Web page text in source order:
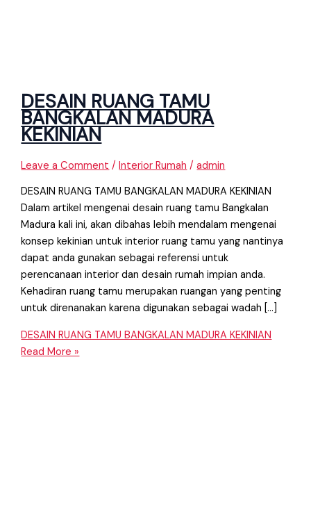
DESAIN RUANG TAMU
BANGKALAN MADURA
KEKINIAN
Leave a Comment /Interior Rumah /admin
DESAIN RUANG TAMU BANGKALAN MADURA KEKINIAN
Dalam artikel mengenai desain ruang tamu Bangkalan
Madura kali ini, akan dibahas lebih mendalam mengenai
konsep kekinian untuk interior ruang tamu yang nantinya
dapat anda gunakan sebagai referensi untuk
perencanaan interior dan desain rumah impian anda.
Kehadiran ruang tamu merupakan ruangan yang penting
untuk direnanakan karena digunakan sebagai wadah […]
DESAIN RUANG TAMU BANGKALAN MADURA KEKINIAN
Read More »